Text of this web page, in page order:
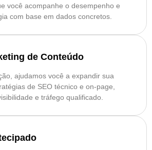
você acompanhe o desempenho e
com base em dados concretos.
de Conteúdo
ajudamos você a expandir sua
de SEO técnico e on-page,
e tráfego qualificado.